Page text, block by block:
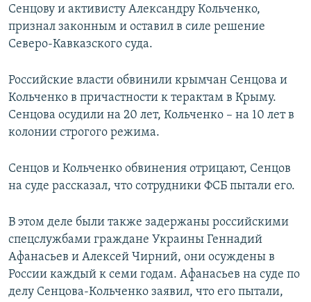
Сенцову и активисту Александру Кольченко,
признал законным и оставил в силе решение
Северо-Кавказского суда.
Российские власти обвинили крымчан Сенцова и
Кольченко в причастности к терактам в Крыму.
Сенцова осудили на 20 лет, Кольченко – на 10 лет в
колонии строгого режима.
Сенцов и Кольченко обвинения отрицают, Сенцов
на суде рассказал, что сотрудники ФСБ пытали его.
В этом деле были также задержаны российскими
спецслужбами граждане Украины Геннадий
Афанасьев и Алексей Чирний, они осуждены в
России каждый к семи годам. Афанасьев на суде по
делу Сенцова-Кольченко заявил, что его пытали,